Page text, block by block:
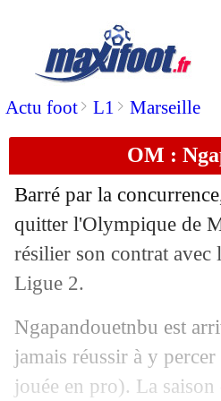
Actu foot> L1 > Marseille
OM :
Barré par la
quitter l'Olympique de
résilier son contrat avec
Ligue 2.
Ngapandouetnbu est
jamais réussir à y
jouée en pro). La
Leipzig
05/08 OM
05/08 Juve: Vlahovic
05/08 Inter : 10 jours
05/08 PSG: Lee
05/08 Divers
05/08 Lyon: Sulc
05/08 Le Havre :